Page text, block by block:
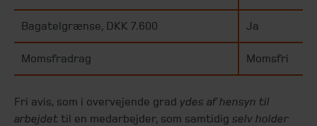
Bagatelgrænse, DKK 7.600 Ja
Momsfradrag Momsfri
Fri avis, som i overvejende grad ydes af hensyn til
arbejdet til en medarbejder, som samtidig selv holder